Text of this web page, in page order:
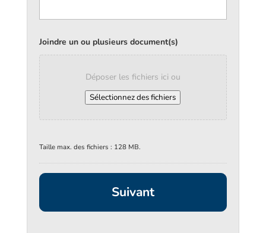
Joindre un ou plusieurs document(s)
Déposer les fichiers ici ou
Sélectionnez des fichiers
Taille max. des fichiers : 128 MB.